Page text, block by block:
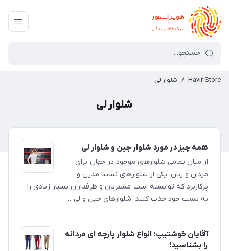
Havir Store
/ شلوار لی
شلوار لی
همه چیز در مورد شلوار جین و شلوار لی
از میان تمامی شلوارهای موجود در جهان برای
مردان و زنان، یکی از شلوارهای نسبتا مدرن و
پرکاربرد که توانسته است مشتریان و طرفداران بسیار زیادی را
به سمت خود جذب کنند، شلوارهای جین و لی ...
آقایان خوشتیپ: انواع شلوار پارچه ای مردانه
را بشناسید!